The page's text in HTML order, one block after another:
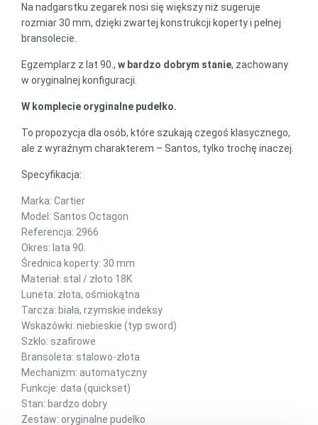
Na nadgarstku zegarek nosi się większy niż sugeruje
rozmiar 30 mm, dzięki zwartej konstrukcji koperty i pełnej
bransolecie.
Egzemplarz z lat 90., w bardzo dobrym stanie, zachowany
w oryginalnej konfiguracji.
W komplecie oryginalne pudełko.
To propozycja dla osób, które szukają czegoś klasycznego,
ale z wyraźnym charakterem – Santos, tylko trochę inaczej.
Specyfikacja:
Marka: Cartier
Model: Santos Octagon
Referencja: 2966
Okres: lata 90.
Średnica koperty: 30 mm
Materiał: stal / złoto 18K
Luneta: złota, ośmiokątna
Tarcza: biała, rzymskie indeksy
Wskazówki: niebieskie (typ sword)
Szkło: szafirowe
Bransoleta: stalowo-złota
Mechanizm: automatyczny
Funkcje: data (quickset)
Stan: bardzo dobry
Zestaw: oryginalne pudełko